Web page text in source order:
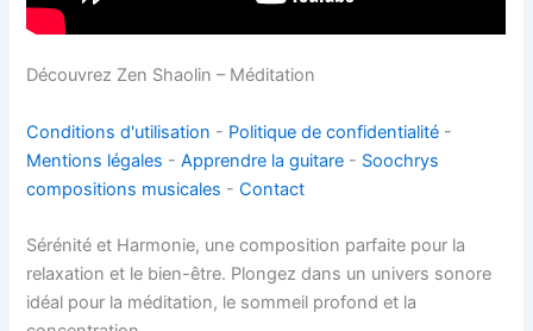
Découvrez Zen Shaolin – Méditation
Conditions d'utilisation - Politique de confidentialité -
Mentions légales -Apprendre la guitare - Soochrys
compositions musicales -Contact
Sérénité et Harmonie, une composition parfaite pour la
relaxation et le bien-être. Plongez dans un univers sonore
idéal pour la méditation, le sommeil profond et la